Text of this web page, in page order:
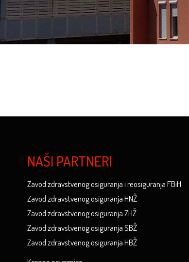
NAŠI PARTNERI
Zavod zdravstvenog osiguranja i reosiguranja FBiH
Zavod zdravstvenog osiguranja HNŽ
Zavod zdravstvenog osiguranja ZHŽ
Zavod zdravstvenog osiguranja SBŽ
Zavod zdravstvenog osiguranja HBŽ